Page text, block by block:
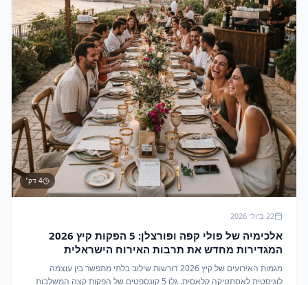
4 דק׳
22 ביולי 2026
אלכימיה של פולי קפה ופורצלן: 5 הפקות קיץ 2026
המגדירות מחדש את תרבות האירוח הישראלית
מגמות האירועים של קיץ 2026 דורשות שילוב בלתי מתפשר בין עוצמה
לוגיסטית לאסתטיקה קלאסית. גלו 5 קונספטים של הפקות קצה המשלבות